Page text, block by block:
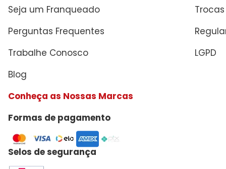
Seja um Franqueado
Perguntas Frequentes
Trabalhe Conosco
Blog
Conheça as Nossas Marcas
LGPD
Formas de pagamento
Selos de segurança